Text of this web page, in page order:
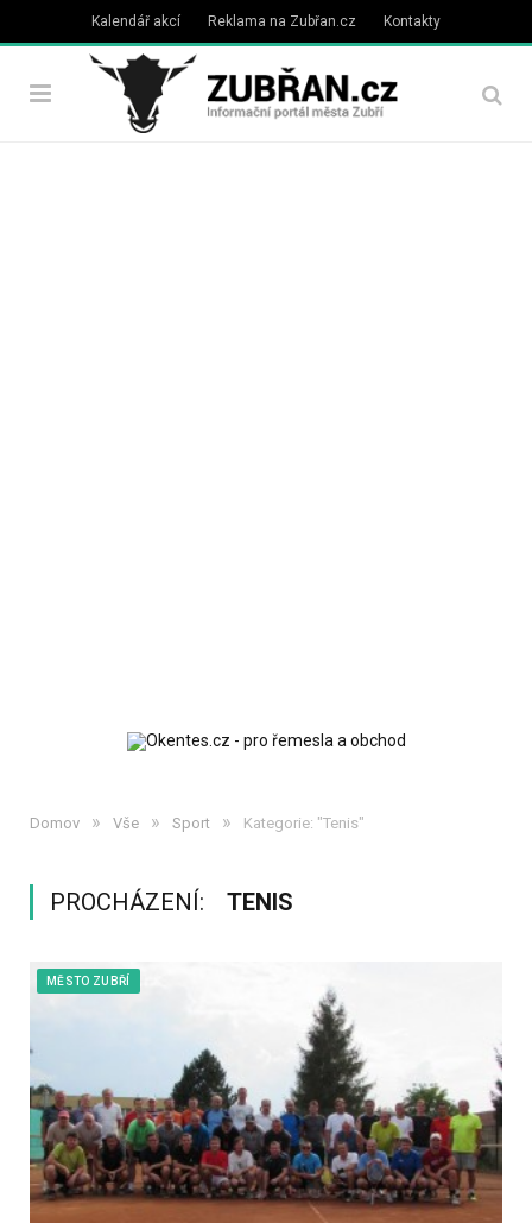
Kalendář akcí Reklama na Zubřan.cz Kontakty
Domov » Vše » Sport » Kategorie: "Tenis"
PROCHÁZENÍ: TENIS
MĚSTO ZUBŘÍ